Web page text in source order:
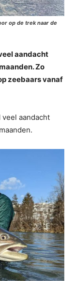
op de trek naar de
aandacht
Zo
zeebaars vanaf